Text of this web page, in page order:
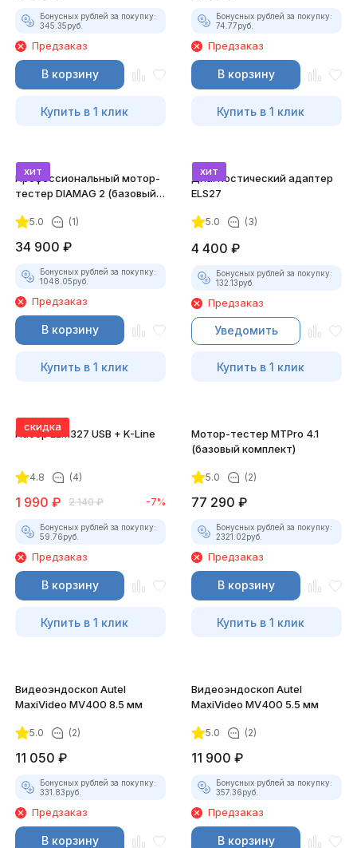
Бонусных рублей за покупку:
345.35руб.
Предзаказ
В корзину
Купить в 1 клик
Бонусных рублей за покупку:
74.77руб.
Предзаказ
В корзину
Купить в 1 клик
хит
Профессиональный мотор-
тестер DIAMAG 2 (базовый
5.0 (1)
34 900 ₽
Бонусных рублей за покупку:
1048.05руб.
Предзаказ
В корзину
Купить в 1 клик
хит
Диагностический адаптер
ELS27
5.0 (3)
4 400 ₽
Бонусных рублей за покупку:
132.13руб.
Предзаказ
Уведомить
Купить в 1 клик
скидка
Набор ELM327 USB + K-Line
4.8 (4)
1 990 ₽ 2 140 ₽ -7%
Бонусных рублей за покупку:
59.76руб.
Предзаказ
В корзину
Купить в 1 клик
Мотор-тестер MTPro 4.1
(базовый комплект)
5.0 (2)
77 290 ₽
Бонусных рублей за покупку:
2321.02руб.
Предзаказ
В корзину
Купить в 1 клик
Видеоэндоскоп Autel
MaxiVideo MV400 8.5 мм
5.0 (2)
11 050 ₽
Бонусных рублей за покупку:
331.83руб.
Предзаказ
В корзину
Видеоэндоскоп Autel
MaxiVideo MV400 5.5 мм
5.0 (2)
11 900 ₽
Бонусных рублей за покупку:
357.36руб.
Предзаказ
В корзину